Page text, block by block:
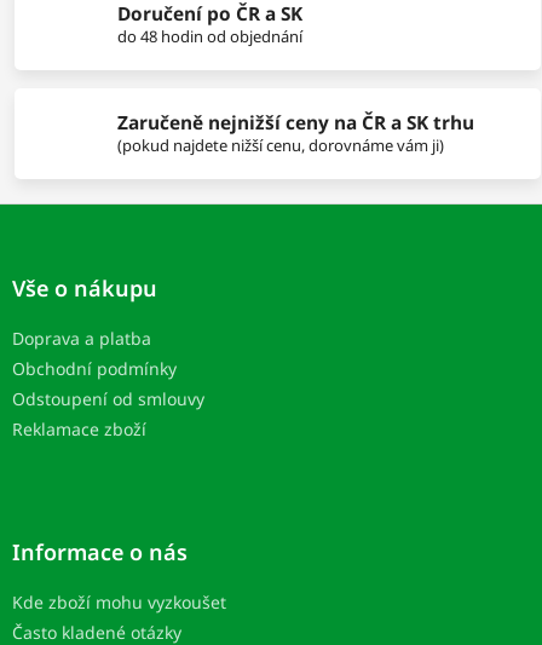
y
v
ý
i
s
u
Doručení po ČR a SK
do 48 hodin od objednání
Zaručeně nejnižší ceny na ČR a SK trhu
(pokud najdete nižší cenu, dorovnáme vám ji)
Z
Vše o nákupu
Doprava a platba
Obchodní podmínky
Odstoupení od smlouvy
Reklamace zboží
Informace o nás
Kde zboží mohu vyzkoušet
Často kladené otázky